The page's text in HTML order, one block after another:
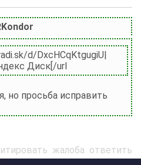
d/DxcHCqKtgugiU|
Диск[/url
но просьба исправить
жалоба ответить